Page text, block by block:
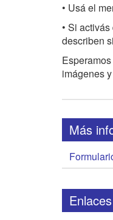
• Usá el
• Si
describen
imágenes
Más